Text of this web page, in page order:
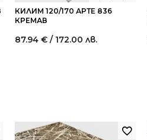
КИЛИМ 120/170 АРТЕ 836
КРЕМАВ
87.94 € / 172.00 лв.